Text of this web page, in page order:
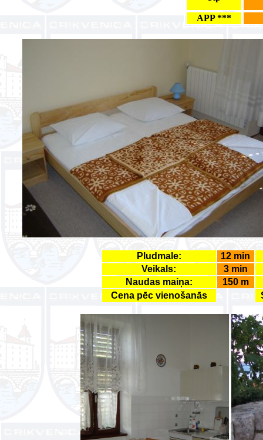
APP ***
Pludmale:
12 min
Veikals:
3 min
Naudas maiņa:
150 m
Cena pēc vienošanās